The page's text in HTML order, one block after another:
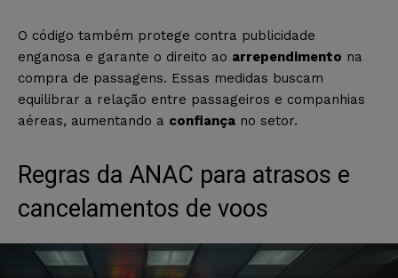
O código também protege contra publicidade
enganosa e garante o direito ao arrependimento na
compra de passagens. Essas medidas buscam
equilibrar a relação entre passageiros e companhias
aéreas, aumentando a confiança no setor.
Regras da ANAC para atrasos e
cancelamentos de voos